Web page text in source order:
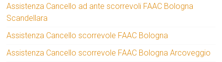
Assistenza Cancello ad ante scorrevoli FAAC Bologna
Scandellara
Assistenza Cancello scorrevole FAAC Bologna
Assistenza Cancello scorrevole FAAC Bologna Arcoveggio